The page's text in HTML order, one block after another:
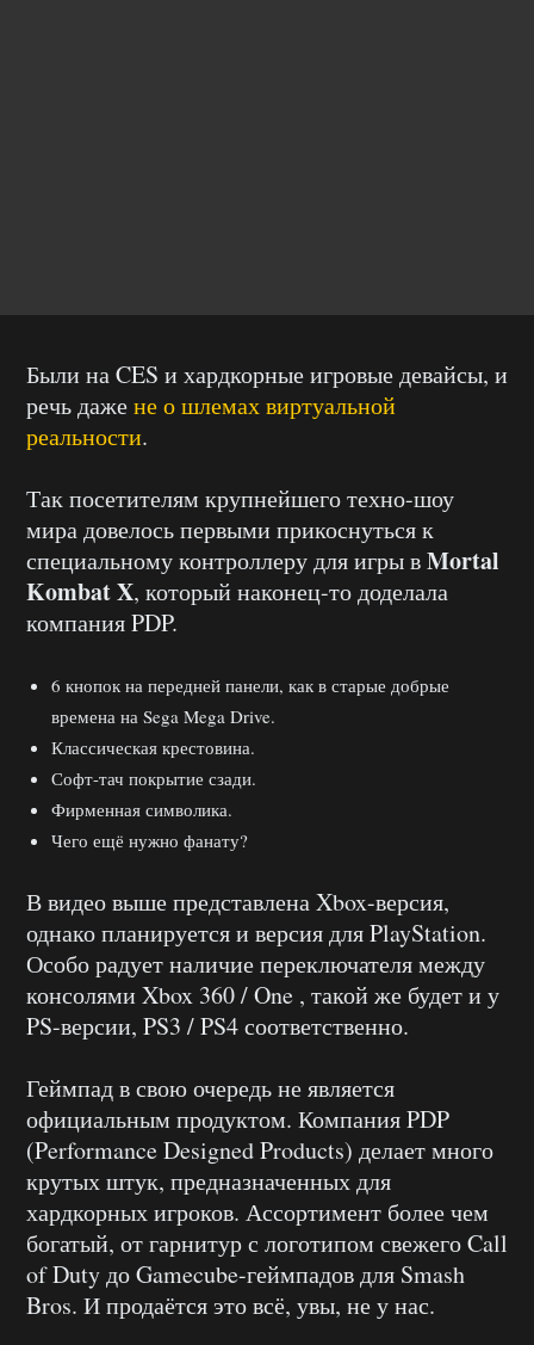
Были на CES и хардкорные игровые девайсы, и
речь дажене о шлемах виртуальной
реальности.
Так посетителям крупнейшего техно-шоу
мира довелось первыми прикоснуться к
специальному контроллеру для игры вMortal
Kombat X, который наконец-то доделала
компания PDP.
6 кнопок на передней панели, как в старые добрые
времена на Sega Mega Drive.
Классическая крестовина.
Софт-тач покрытие сзади.
Фирменная символика.
Чего ещё нужно фанату?
В видео выше представлена Xbox-версия,
однако планируется и версия для PlayStation.
Особо радует наличие переключателя между
консолями Xbox 360 / One , такой же будет и у
PS-версии, PS3 / PS4 соответственно.
Геймпад в свою очередь не является
официальным продуктом. Компания PDP
(Performance Designed Products) делает много
крутых штук, предназначенных для
хардкорных игроков. Ассортимент более чем
богатый, от гарнитур с логотипом свежего Call
of Duty до Gamecube-геймпадов для Smash
Bros. И продаётся это всё, увы, не у нас.